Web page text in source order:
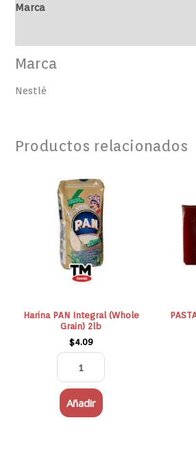
Marca
Marca
Nestlé
Productos relacionados
Harina PAN Integral (Whole
Grain) 2lb
$4.09
PAN
Integral
(Whole
Grain)
2lb
cantidad
Añadir